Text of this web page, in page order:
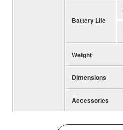
Battery Life
Weight
Dimensions
Accessories